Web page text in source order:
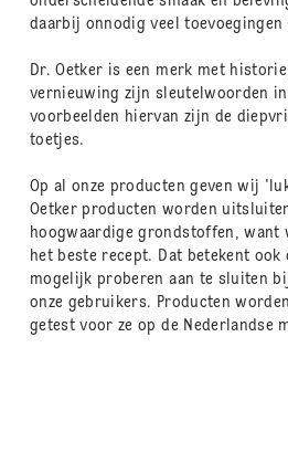
daarbij onnodig veel toevoegingen
Dr. Oetker is een merk met
vernieuwing zijn sleutelwoorden
voorbeelden hiervan zijn de
toetjes.
Op al onze producten geven wij
Oetker producten worden
hoogwaardige grondstoffen,
het beste recept. Dat betekent ook
mogelijk proberen aan te sluiten
onze gebruikers. Producten
getest voor ze op de Nederlandse